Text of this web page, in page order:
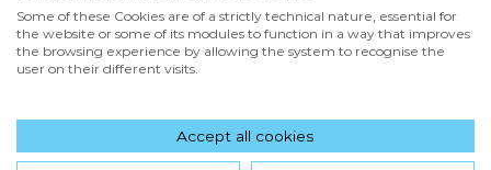
Deseo recibir comunicaciones comerciales de grupo SM
Enviar
Hola! ¿en qué podemos ayudarte?
Some of these Cookies are of a strictly technical nature, essential for
the website or some of its modules to function in a way that improves
the browsing experience by allowing the system to recognise the
user on their different visits.
Accept all cookies